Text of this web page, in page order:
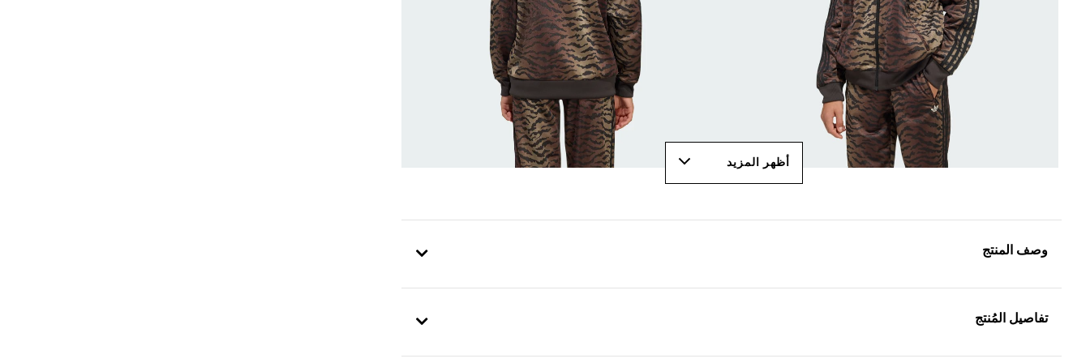
أظهر المزيد
وصف المنتج
تفاصيل المُنتج